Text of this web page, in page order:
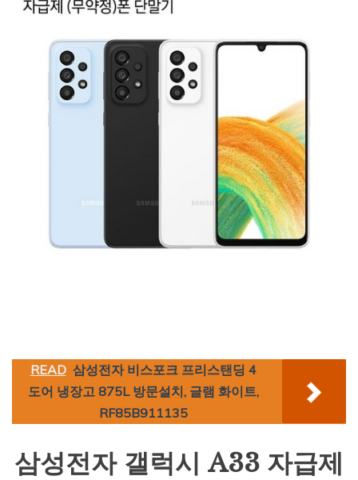
READ 삼성전자 비스포크 프리스탠딩 4
도어 냉장고 875L 방문설치, 글램 화이트,
RF85B911135
삼성전자 갤럭시 A33 자급제